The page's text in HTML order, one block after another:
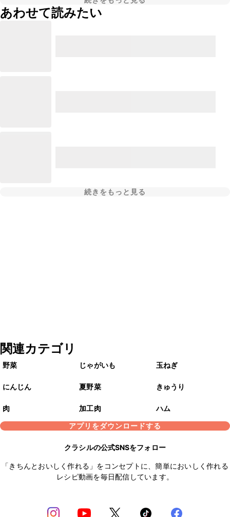
あわせて読みたい
続きをもっと見る
関連カテゴリ
野菜 じゃがいも 玉ねぎ
にんじん 夏野菜 きゅうり
肉 加工肉
ハム
アプリをダウンロードする
クラシルの公式SNSをフォロー
「きちんとおいしく作れる」をコンセプトに、簡単においしく作れる
レシピ動画を毎日配信しています。